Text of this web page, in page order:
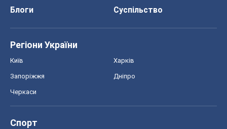
Блоги
Суспільство
Регіони України
Київ Харків
Запоріжжя Дніпро
Черкаси
Спорт